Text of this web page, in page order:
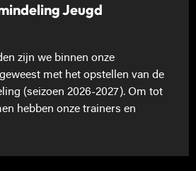
Jeugd
zijn we binnen onze
met het opstellen van de
(seizoen 2026-2027). Om tot
hebben onze trainers en